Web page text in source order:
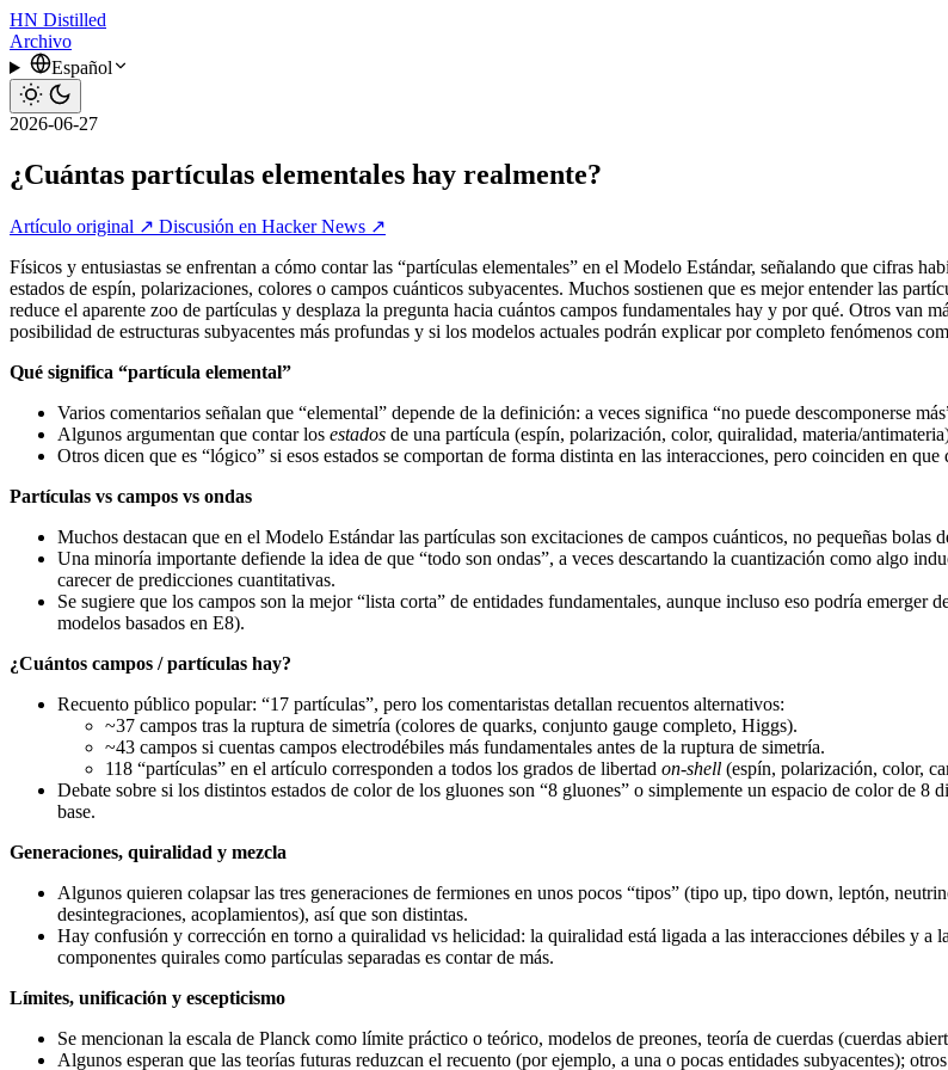
HN Distilled
Archivo
Español
2026-06-27
¿Cuántas partículas elementales hay realmente?
Artículo original ↗ Discusión en Hacker News ↗
Físicos y entusiastas se enfrentan a cómo contar las “partículas elementales” en el Modelo Estándar, señalando que cifras
estados de espín, polarizaciones, colores o campos cuánticos subyacentes. Muchos sostienen que es mejor entender las
reduce el aparente zoo de partículas y desplaza la pregunta hacia cuántos campos fundamentales hay y por qué. Otros van
posibilidad de estructuras subyacentes más profundas y si los modelos actuales podrán explicar por completo fenómenos
Qué significa “partícula elemental”
Varios comentarios señalan que “elemental” depende de la definición: a veces significa “no puede descomponerse
Algunos argumentan que contar los estados de una partícula (espín, polarización, color, quiralidad, materia/
Otros dicen que es “lógico” si esos estados se comportan de forma distinta en las interacciones, pero coinciden en
Partículas vs campos vs ondas
Muchos destacan que en el Modelo Estándar las partículas son excitaciones de campos cuánticos, no pequeñas bolas
Una minoría importante defiende la idea de que “todo son ondas”, a veces descartando la cuantización como algo
carecer de predicciones cuantitativas.
Se sugiere que los campos son la mejor “lista corta” de entidades fundamentales, aunque incluso eso podría
modelos basados en E8).
¿Cuántos campos / partículas hay?
Recuento público popular: “17 partículas”, pero los comentaristas detallan recuentos alternativos:
~37 campos tras la ruptura de simetría (colores de quarks, conjunto gauge completo, Higgs).
~43 campos si cuentas campos electrodébiles más fundamentales antes de la ruptura de simetría.
118 “partículas” en el artículo corresponden a todos los grados de libertad on-shell (espín, polarización, color,
Debate sobre si los distintos estados de color de los gluones son “8 gluones” o simplemente un espacio de color de
base.
Generaciones, quiralidad y mezcla
Algunos quieren colapsar las tres generaciones de fermiones en unos pocos “tipos” (tipo up, tipo down, leptón,
desintegraciones, acoplamientos), así que son distintas.
Hay confusión y corrección en torno a quiralidad vs helicidad: la quiralidad está ligada a las interacciones débiles y a
componentes quirales como partículas separadas es contar de más.
Límites, unificación y escepticismo
Se mencionan la escala de Planck como límite práctico o teórico, modelos de preones, teoría de cuerdas (cuerdas
Algunos esperan que las teorías futuras reduzcan el recuento (por ejemplo, a una o pocas entidades subyacentes);